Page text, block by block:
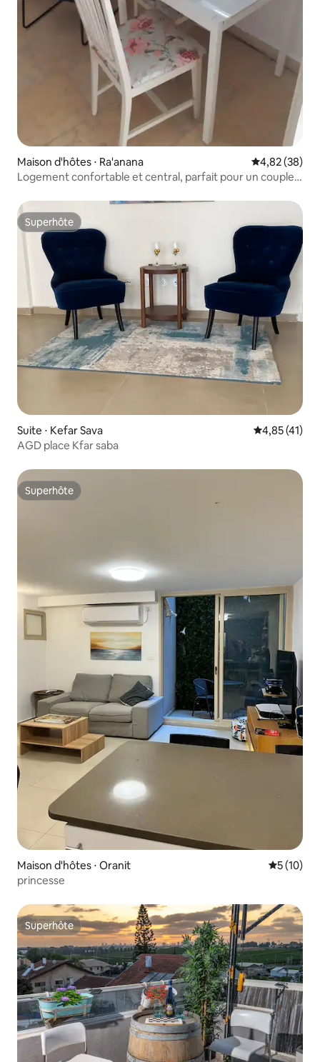
Maison d'hôtes ⋅ Ra'anana Évaluation
4,82 (38)
Logement confortable et central, parfait pour un couple
Superhôte
Superhôte
Suite ⋅ Kefar Sava Évaluation
4,85 (41)
AGD place Kfar saba
Superhôte
Superhôte
Maison d'hôtes ⋅ Oranit
5 (10)
princesse
Superhôte
Superhôte